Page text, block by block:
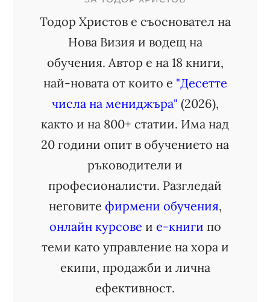
Тодор Христов е съосновател на
Нова Визия и водещ на
обучения. Автор е на 18 книги,
най-новата от които е "Десетте
числа на мениджъра" (2026),
както и на 800+ статии. Има над
20 години опит в обучението на
ръководители и
професионалисти. Разгледай
неговите фирмени обучения,
онлайн курсове и е-книги по
теми като управление на хора и
екипи, продажби и лична
ефективност.